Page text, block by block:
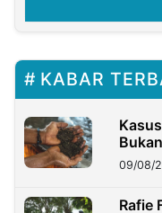
KABAR
09/08/
Rafie